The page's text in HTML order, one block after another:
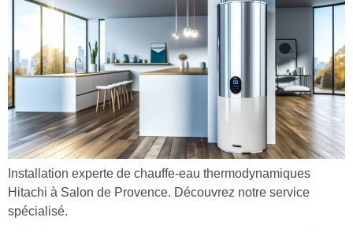
Installation experte de chauffe-eau thermodynamiques
Hitachi à Salon de Provence. Découvrez notre service
spécialisé.